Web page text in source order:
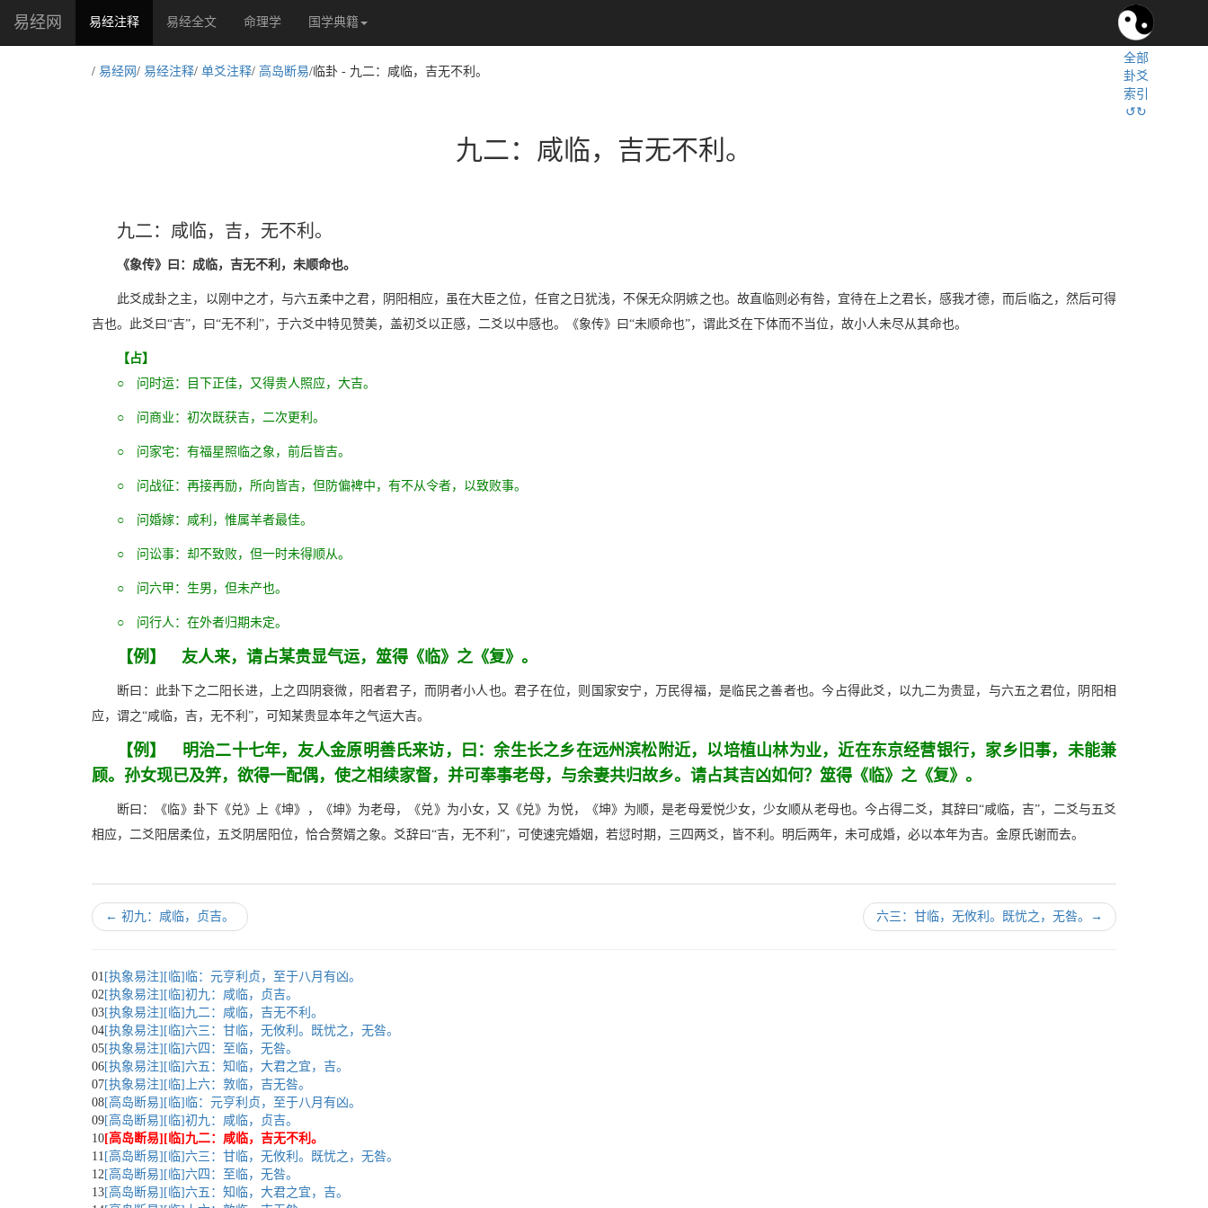
易经网 易经注释(current)易经全文 命理学 国学典籍
全部
卦爻
索引
↺↻
/ 易经网 / 易经注释/ 单爻注释/ 高岛断易/临卦 - 九二：咸临，吉无不利。
九二：咸临，吉无不利。
九二：咸临，吉，无不利。
《象传》曰：成临，吉无不利，未顺命也。
此爻成卦之主，以刚中之才，与六五柔中之君，阴阳相应，虽在大臣之位，任官之日犹浅，不保无众阴嫉之也。故直临则必有咎，宜待在上之君长，感我才德，而后临之，然后可得
吉也。此爻曰“吉”，曰“无不利”，于六爻中特见赞美，盖初爻以正感，二爻以中感也。《象传》曰“未顺命也”，谓此爻在下体而不当位，故小人未尽从其命也。
【占】
○ 问时运：目下正佳，又得贵人照应，大吉。
○ 问商业：初次既获吉，二次更利。
○ 问家宅：有福星照临之象，前后皆吉。
○ 问战征：再接再励，所向皆吉，但防偏裨中，有不从令者，以致败事。
○ 问婚嫁：咸利，惟属羊者最佳。
○ 问讼事：却不致败，但一时未得顺从。
○ 问六甲：生男，但未产也。
○ 问行人：在外者归期未定。
【例】 友人来，请占某贵显气运，筮得《临》之《复》。
断曰：此卦下之二阳长进，上之四阴衰微，阳者君子，而阴者小人也。君子在位，则国家安宁，万民得福，是临民之善者也。今占得此爻，以九二为贵显，与六五之君位，阴阳相
应，谓之“咸临，吉，无不利”，可知某贵显本年之气运大吉。
【例】 明治二十七年，友人金原明善氏来访，曰：余生长之乡在远州滨松附近，以培植山林为业，近在东京经营银行，家乡旧事，未能兼
顾。孙女现已及笄，欲得一配偶，使之相续家督，并可奉事老母，与余妻共归故乡。请占其吉凶如何？筮得《临》之《复》。
断曰：《临》卦下《兑》上《坤》，《坤》为老母，《兑》为小女，又《兑》为悦，《坤》为顺，是老母爱悦少女，少女顺从老母也。今占得二爻，其辞曰“咸临，吉”，二爻与五爻
相应，二爻阳居柔位，五爻阴居阳位，恰合赘婿之象。爻辞曰“吉，无不利”，可使速完婚姻，若愆时期，三四两爻，皆不利。明后两年，未可成婚，必以本年为吉。金原氏谢而去。
← 初九：咸临，贞吉。 六三：甘临，无攸利。既忧之，无咎。 →
01 [执象易注][临]临：元亨利贞，至于八月有凶。
02[执象易注][临]初九：咸临，贞吉。
03[执象易注][临]九二：咸临，吉无不利。
04[执象易注][临]六三：甘临，无攸利。既忧之，无咎。
05[执象易注][临]六四：至临，无咎。
06[执象易注][临]六五：知临，大君之宜，吉。
07[执象易注][临]上六：敦临，吉无咎。
08[高岛断易][临]临：元亨利贞，至于八月有凶。
09[高岛断易][临]初九：咸临，贞吉。
10[高岛断易][临]九二：咸临，吉无不利。
11 [高岛断易][临]六三：甘临，无攸利。既忧之，无咎。
12[高岛断易][临]六四：至临，无咎。
13[高岛断易][临]六五：知临，大君之宜，吉。